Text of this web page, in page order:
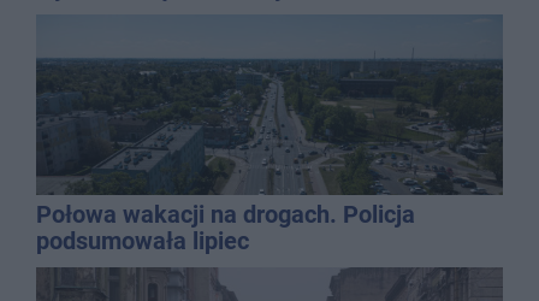
Połowa wakacji na drogach. Policja
podsumowała lipiec